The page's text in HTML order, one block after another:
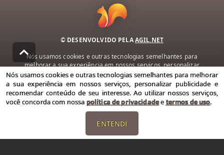
© DESENVOLVIDO PELAAGIL.NET
Nós usamos cookies e outras tecnologias semelhantes para
melhorar a sua experiência em nossos serviços, personalizar
publicidade e recomendar conteúdo de seu interesse. Ao utilizar
nossos serviços, você concorda com nossa política de privacidade e
termos de uso.
Política de Privacidade Termos de uso
Nós usamos cookies e outras tecnologias semelhantes para melhorar
a sua experiência em nossos serviços, personalizar publicidade e
recomendar conteúdo de seu interesse. Ao utilizar nossos serviços,
você concorda com nossa política de privacidadeetermos de uso.
ENTENDI